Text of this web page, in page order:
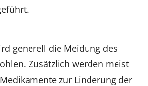
generell die Meidung des
Zusätzlich werden meist
zur Linderung der